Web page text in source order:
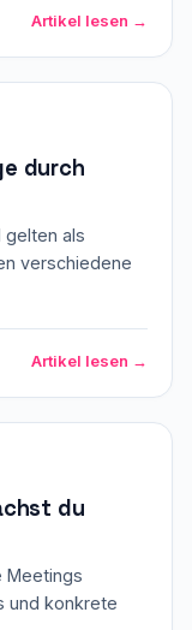
Artikel lesen →
durch
gelten als
verschiedene
Artikel lesen →
du
Meetings
und konkrete